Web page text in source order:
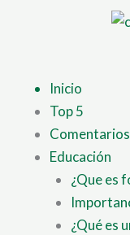
Inicio
Top 5
Educación
¿Que es
¿Qué es